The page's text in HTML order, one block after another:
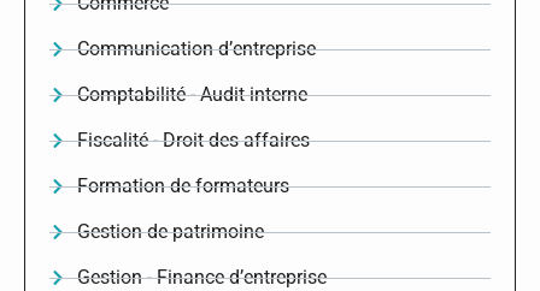
Communication d’entreprise
Comptabilité - Audit interne
Fiscalité - Droit des affaires
Formation de formateurs
Gestion de patrimoine
Gestion - Finance d’entreprise